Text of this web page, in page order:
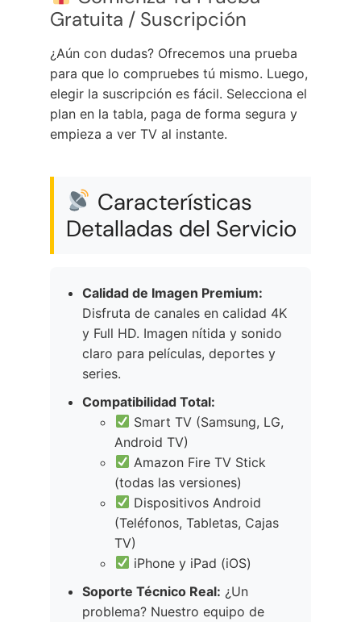
Gratuita / Suscripción
¿Aún con dudas? Ofrecemos una prueba
para que lo compruebes tú mismo. Luego,
elegir la suscripción es fácil. Selecciona el
plan en la tabla, paga de forma segura y
empieza a ver TV al instante.
Características
Detalladas del Servicio
Calidad de Imagen Premium:
Disfruta de canales en calidad 4K
y Full HD. Imagen nítida y sonido
claro para películas, deportes y
series.
Compatibilidad Total:
Smart TV (Samsung, LG,
Android TV)
Amazon Fire TV Stick
(todas las versiones)
Dispositivos Android
(Teléfonos, Tabletas, Cajas
TV)
iPhone y iPad (iOS)
Soporte Técnico Real: ¿Un
problema? Nuestro equipo de